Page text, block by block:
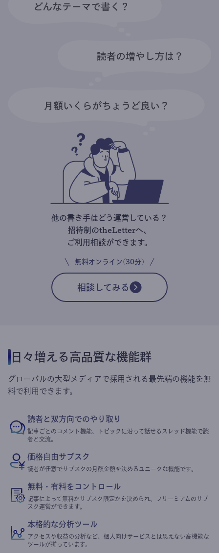
他の書き手はどう運営している？
招待制のtheLetterへ、
ご利用相談ができます。
無料オンライン(30分)
相談してみる
日々増える高品質な機能群
グローバルの大型メディアで採用される最先端の機能を無
料で利用できます。
読者と双方向でのやり取り
記事ごとのコメント機能、トピックに沿って話せるスレッド機能で読
者と交流。
価格自由サブスク
読者が任意でサブスクの月額金額を決めるユニークな機能です。
無料・有料をコントロール
記事によって無料かサブスク限定かを決められ、フリーミアムのサブ
スク運営ができます。
本格的な分析ツール
アクセスや収益の分析など、個人向けサービスとは思えない高機能な
ツールが揃っています。